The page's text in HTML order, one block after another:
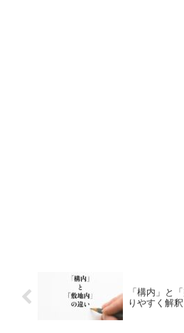
「構内」と
りやすく解釈